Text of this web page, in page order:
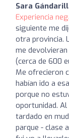
Sara
Experiencia
siguiente me
otra provincia.
me
(cerca de 600
Me ofrecieron
habían ido a
porque no
oportunidad.
tardado en
parque - clase